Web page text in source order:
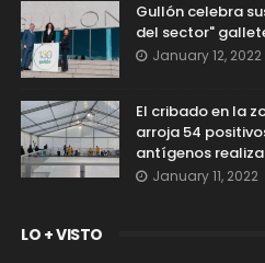
Gullón celebra
del sector"
January 12, 2022
El cribado en la
arroja 54
antígenos
January 11, 2022
LO + VISTO